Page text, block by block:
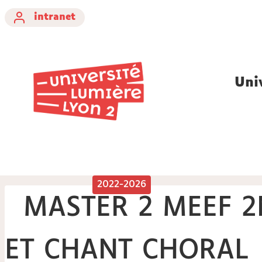
intranet
2022-2026
MASTER 2 MEEF
ET CHANT CHORAL